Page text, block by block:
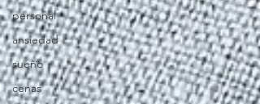
personal
ansiedad
sueño
cenas